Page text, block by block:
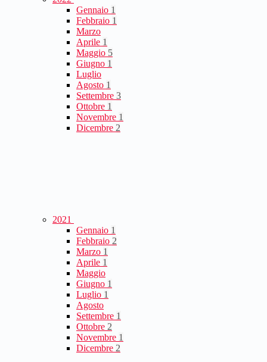
Gennaio 1
Febbraio 1
Marzo
Aprile 1
Maggio 5
Giugno 1
Luglio
Agosto 1
Settembre 3
Ottobre 1
Novembre 1
Dicembre 2
2021
Gennaio 1
Febbraio 2
Marzo 1
Aprile 1
Maggio
Giugno 1
Luglio 1
Agosto
Settembre 1
Ottobre 2
Novembre 1
Dicembre 2